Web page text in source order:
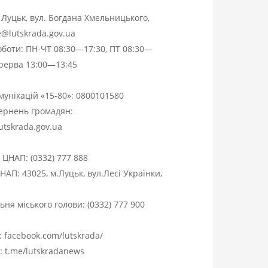
вул. Богдана Хмельницького,
ПН-ЧТ 08:30—17:30, ПТ 08:30—
13:00—13:45
«15-80»: 0800101580
громадян:
ЦНАП: (0332) 777 888
43025, м.Луцьк, вул.Лесі Українки,
міського голови: (0332) 777 900
facebook.com/lutskrada/
t.me/lutskradanews